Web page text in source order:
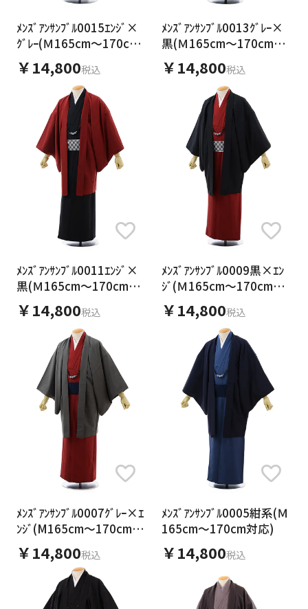
ﾒﾝｽﾞｱﾝｻﾝﾌﾞﾙ0015ｴﾝｼﾞ×
ｸﾞﾚｰ(Ｍ165cm～170cm
対応)
￥14,800税込
ﾒﾝｽﾞｱﾝｻﾝﾌﾞﾙ0013ｸﾞﾚｰ×
黒(Ｍ165cm～170cm対
応)
￥14,800税込
ﾒﾝｽﾞｱﾝｻﾝﾌﾞﾙ0011ｴﾝｼﾞ×
黒(Ｍ165cm～170cm対
応)
￥14,800税込
ﾒﾝｽﾞｱﾝｻﾝﾌﾞﾙ0009黒×ｴﾝ
ｼﾞ(Ｍ165cm～170cm対
応)
￥14,800税込
ﾒﾝｽﾞｱﾝｻﾝﾌﾞﾙ0007ｸﾞﾚｰ×ｴ
ﾝｼﾞ(M165cm～170cm対
応)
￥14,800税込
ﾒﾝｽﾞｱﾝｻﾝﾌﾞﾙ0005紺系(Ｍ
165cm～170cm対応)
￥14,800税込